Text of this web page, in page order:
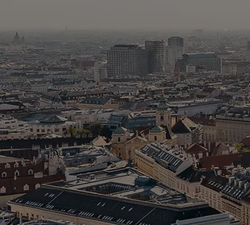
ッ
プ
へ
か？